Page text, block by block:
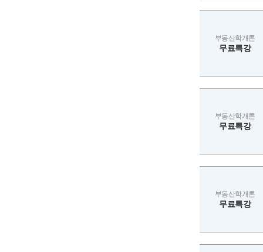
부동산학개론
무료특강
부동산학개론
무료특강
부동산학개론
무료특강